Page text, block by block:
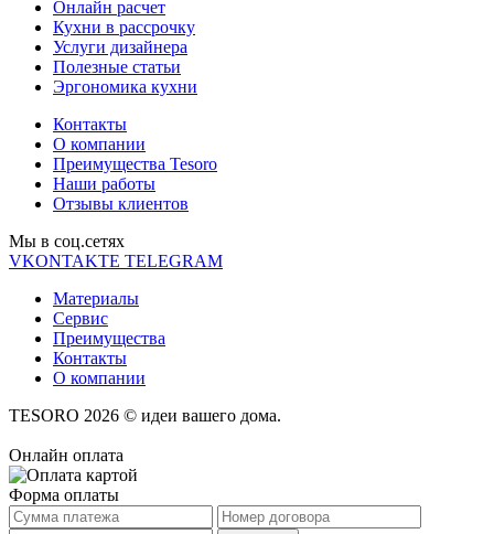
Онлайн расчет
Кухни в рассрочку
Услуги дизайнера
Полезные статьи
Эргономика кухни
Контакты
О компании
Преимущества Tesoro
Наши работы
Отзывы клиентов
Мы в соц.cетях
VKONTAKTE TELEGRAM
Материалы
Сервис
Преимущества
Контакты
О компании
TESORO 2026 © идеи вашего дома.
Онлайн оплата
Форма оплаты